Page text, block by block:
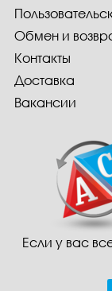
Если у вас
Обмен и
Контакты
Доставка
Вакансии